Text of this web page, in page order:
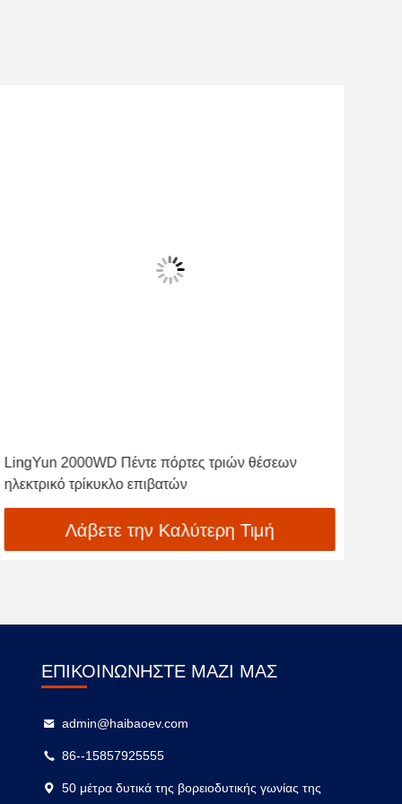
LingYun 2000WD Πέντε πόρτες τριών θέσεων
ηλεκτρικό τρίκυκλο επιβατών
Λάβετε την Καλύτερη Τιμή
ΕΠΙΚΟΙΝΩΝΉΣΤΕ ΜΑΖΊ ΜΑΣ
admin@haibaoev.com
86--15857925555
50 μέτρα δυτικά της βορειοδυτικής γωνίας της